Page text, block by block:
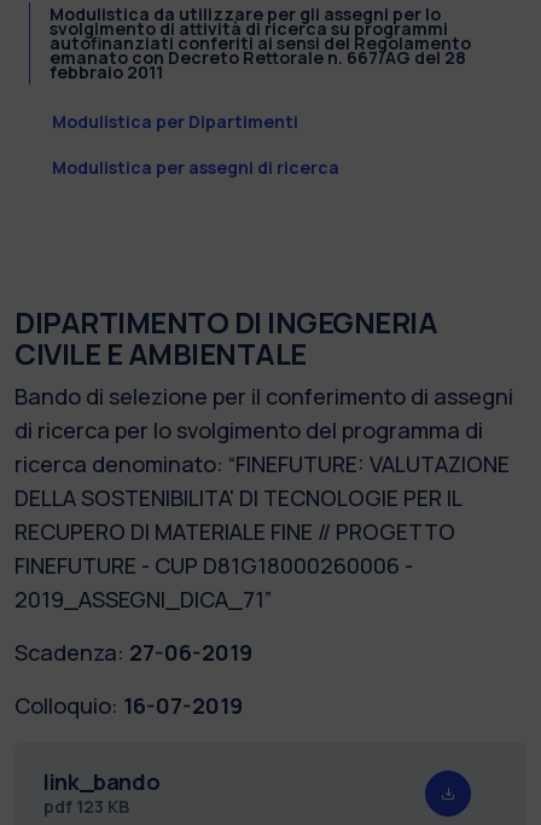
Modulistica da utilizzare per gli assegni per lo
svolgimento di attività di ricerca su programmi
autofinanziati conferiti ai sensi del Regolamento
emanato con Decreto Rettorale n. 667/AG del 28
febbraio 2011
Modulistica per Dipartimenti
Modulistica per assegni di ricerca
DIPARTIMENTO DI INGEGNERIA
CIVILE E AMBIENTALE
Bando di selezione per il conferimento di assegni
di ricerca per lo svolgimento del programma di
ricerca denominato: “FINEFUTURE: VALUTAZIONE
DELLA SOSTENIBILITA' DI TECNOLOGIE PER IL
RECUPERO DI MATERIALE FINE // PROGETTO
FINEFUTURE - CUP D81G18000260006 -
2019_ASSEGNI_DICA_71”
Scadenza: 27-06-2019
Colloquio: 16-07-2019
link_bando
pdf 123 KB